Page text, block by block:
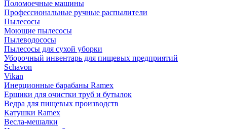
Поломоечные машины
Профессиональные ручные распылители
Пылесосы
Моющие пылесосы
Пылеводососы
Пылесосы для сухой уборки
Уборочный инвентарь для пищевых предприятий
Schavon
Vikan
Инерционные барабаны Ramex
Ершики для очистки труб и бутылок
Ведра для пищевых производств
Катушки Ramex
Весла-мешалки